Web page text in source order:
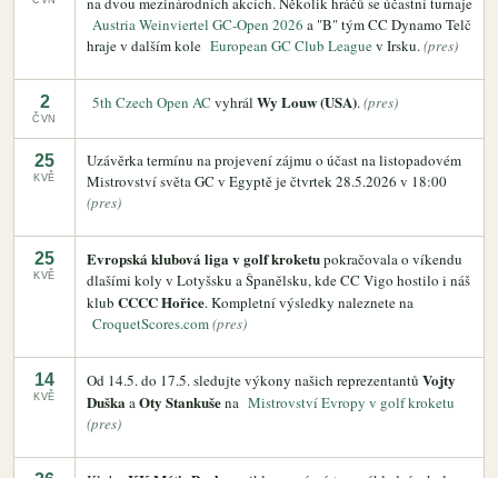
Austria Weinviertel GC-Open 2026 a "B" tým CC Dynamo Telč
hraje v dalším kole European GC Club Leaguev Irsku.(pres)
2
ČVN
5th Czech Open AC vyhrálWy Louw (USA).(pres)
25
KVĚ
Uzávěrka termínu na projevení zájmu o účast na listopadovém
Mistrovství světa GC v Egyptě je čtvrtek 28.5.2026 v 18:00
(pres)
25
KVĚ
Evropská klubová liga v golf kroketupokračovala o víkendu
dlašími koly v Lotyšsku a Španělsku, kde CC Vigo hostilo i náš
klub CCCC Hořice. Kompletní výsledky naleznete na
CroquetScores.com(pres)
14
KVĚ
Od 14.5. do 17.5. sledujte výkony našich reprezentantů Vojty
DuškaaOty Stankušena Mistrovství Evropy v golf kroketu
(pres)